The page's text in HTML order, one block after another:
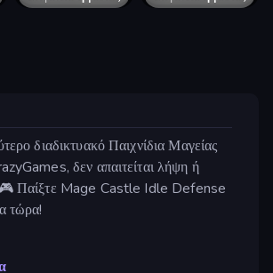
διαδικτυακό Παιχνίδια Μαγείας
δεν απαιτείται λήψη ή
Παίξτε Mage Castle Idle Defense
τώρα!